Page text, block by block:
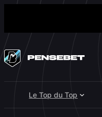
au
contenu
Le Top du Top